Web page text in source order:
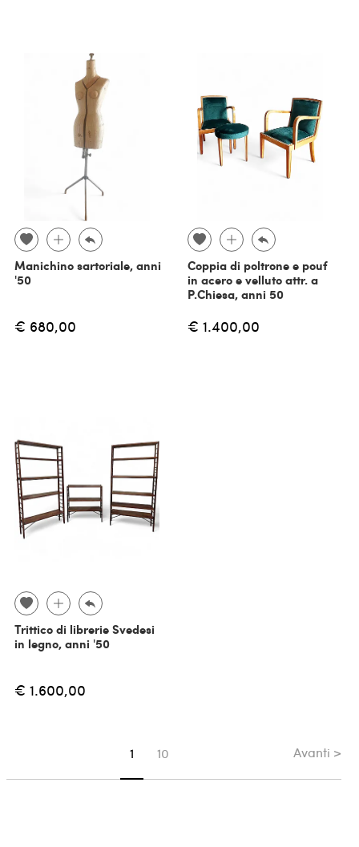
Manichino sartoriale, anni
'50
€ 680,00
Coppia di poltrone e pouf
in acero e velluto attr. a
P.Chiesa, anni 50
€ 1.400,00
Trittico di librerie Svedesi
in legno, anni '50
€ 1.600,00
Sei su pagina
1 10 Avanti >